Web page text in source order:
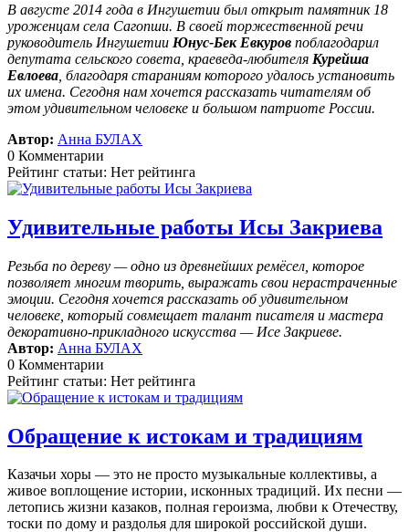
В августе 2014 года в Ингушетии был открыт памятник 18
уроженцам села Сагопши. В своей торжественной речи
руководитель Ингушетии Юнус-Бек Евкуров поблагодарил
депутата сельского совета, краеведа-любителя Курейша
Евлоева , благодаря стараниям которого удалось установить
их имена. Сегодня нам хочется рассказать читателям об
этом удивительном человеке и большом патриоте России.
Автор: Анна БУЛАХ
0 Комментарии
Рейтинг статьи: Нет рейтинга
Удивительные работы Исы Закриева
Резьба по дереву — одно из древнейших ремёсел, которое
позволяет многим творить, выражать свои нерастраченные
эмоции. Сегодня хочется рассказать об удивительном
человеке, который совмещает талант писателя и мастера
декоративно-прикладного искусства — Исе Закриеве.
Автор: Анна БУЛАХ
0 Комментарии
Рейтинг статьи: Нет рейтинга
Обращение к истокам и традициям
Казачьи хоры — это не просто музыкальные коллективы, а
живое воплощение истории, исконных традиций. Их песни —
летопись жизни казаков, полная героизма, любви к Отечеству,
тоски по дому и раздолья для широкой российской души.